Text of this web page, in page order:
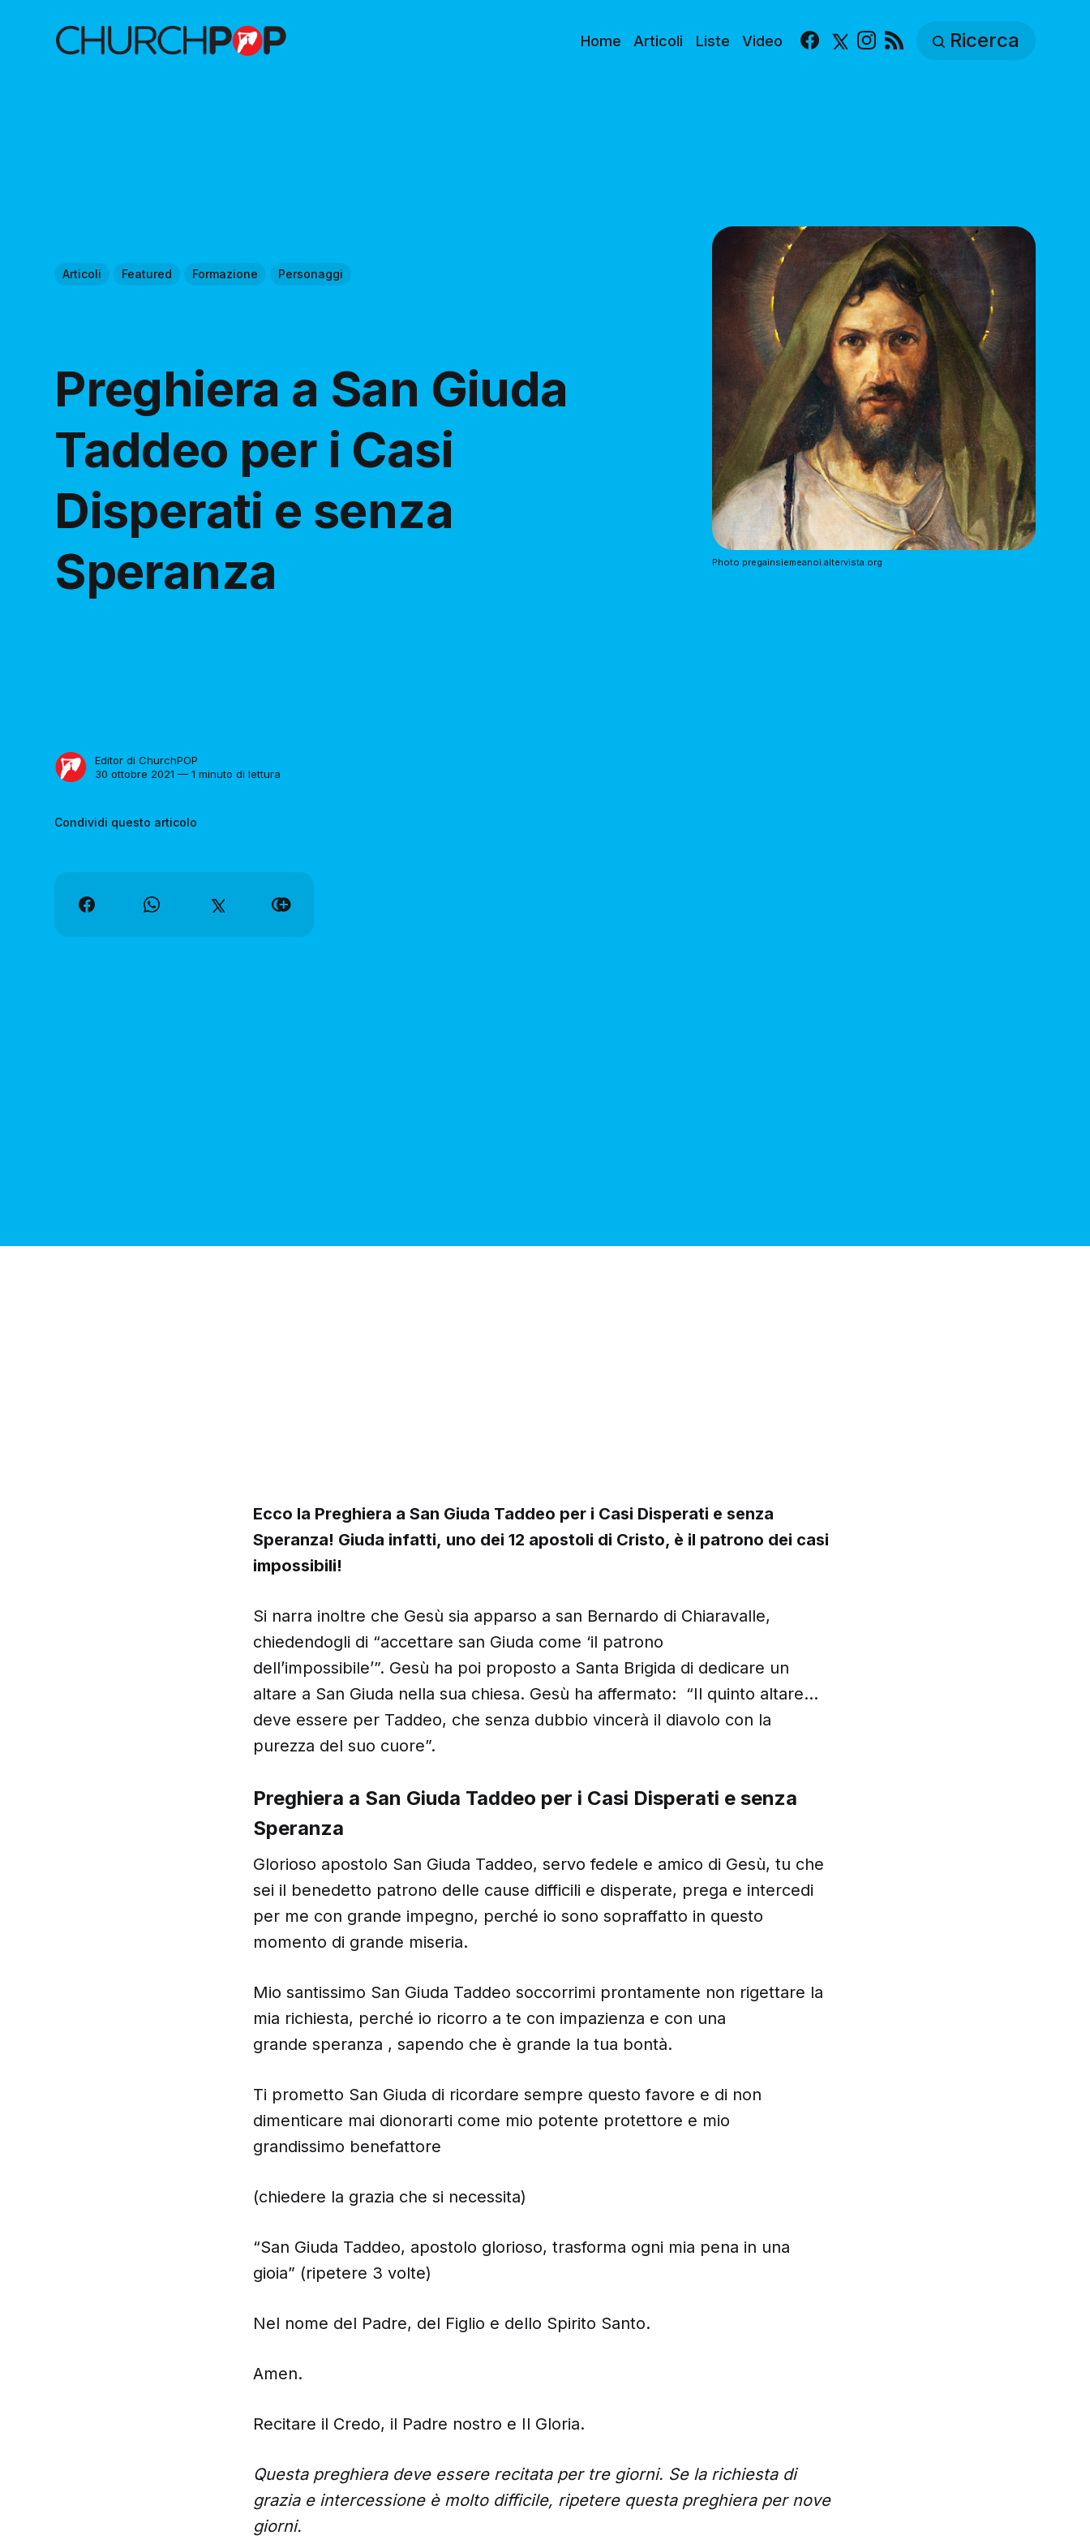
Home Articoli Liste Video Facebook
X Instagram Ricerca
Articoli Featured Formazione Personaggi
Preghiera a San Giuda
Taddeo per i Casi
Disperati e senza
Speranza
Editor di ChurchPOP
30 ottobre 2021 — 1 minuto di lettura
Condividi questo articolo
Photo pregainsiemeanoi.altervista.org
Ecco la Preghiera a San Giuda Taddeo per i Casi Disperati e senza
Speranza! Giuda infatti, uno dei 12 apostoli di Cristo, è il patrono dei casi
impossibili!
Si narra inoltre che Gesù sia apparso a san Bernardo di Chiaravalle,
chiedendogli di “accettare san Giuda come ‘il patrono
dell’impossibile’”. Gesù ha poi proposto a Santa Brigida di dedicare un
altare a San Giuda nella sua chiesa. Gesù ha affermato: “Il quinto altare…
deve essere per Taddeo, che senza dubbio vincerà il diavolo con la
purezza del suo cuore”.
Preghiera a San Giuda Taddeo per i Casi Disperati e senza
Speranza
Glorioso apostolo San Giuda Taddeo, servo fedele e amico di Gesù, tu che
sei il benedetto patrono delle cause difficili e disperate, prega e intercedi
per me con grande impegno, perché io sono sopraffatto in questo
momento di grande miseria.
Mio santissimo San Giuda Taddeo soccorrimi prontamente non rigettare la
mia richiesta, perché io ricorro a te con impazienza e con una
grande speranza , sapendo che è grande la tua bontà.
Ti prometto San Giuda di ricordare sempre questo favore e di non
dimenticare mai dionorarti come mio potente protettore e mio
grandissimo benefattore
(chiedere la grazia che si necessita)
“San Giuda Taddeo, apostolo glorioso, trasforma ogni mia pena in una
gioia” (ripetere 3 volte)
Nel nome del Padre, del Figlio e dello Spirito Santo.
Amen.
Recitare il Credo, il Padre nostro e Il Gloria.
Questa preghiera deve essere recitata per tre giorni. Se la richiesta di
grazia e intercessione è molto difficile, ripetere questa preghiera per nove
giorni.